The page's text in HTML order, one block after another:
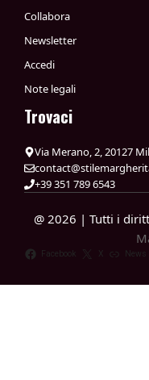
Collabora
Newsletter
Accedi
Note legali
Trovaci
Via Merano, 2, 20127
+39 351 789 6543
@ 2026 | Tutti i
Facebook X News